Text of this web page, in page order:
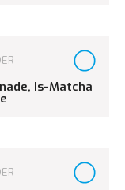
Is-Matcha